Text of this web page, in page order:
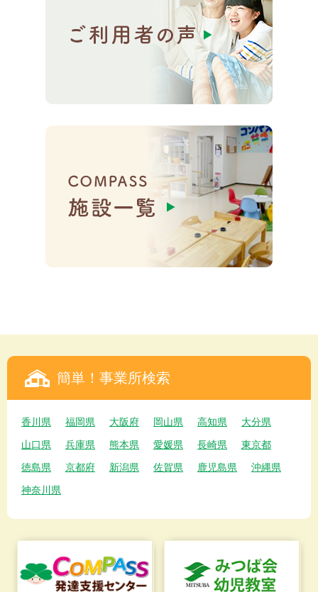
簡単！事業所検索
香川県 福岡県 大阪府 岡山県 高知県
大分県
山口県
兵庫県 熊本県 愛媛県 長崎県
東京都
徳島県
京都府 新潟県 佐賀県 鹿児島県
沖縄県
神奈川県